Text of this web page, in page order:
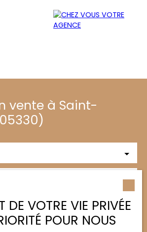
Mes
favoris
ESTIMATI
ON
vente à Saint-
DE VOTRE VIE PRIVÉE
POUR NOUS